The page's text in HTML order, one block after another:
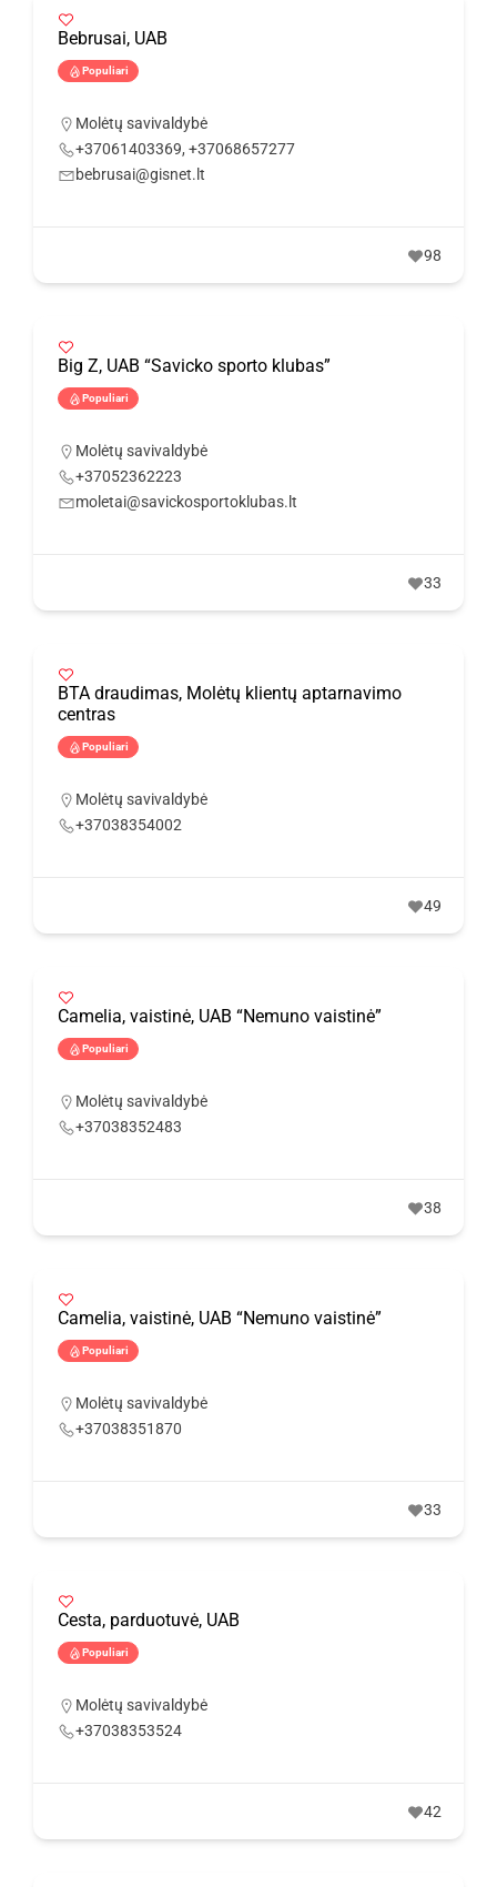
Bebrusai, UAB
Populiari
Molėtų savivaldybė
+37061403369, +37068657277
bebrusai@gisnet.lt
98
Big Z, UAB “Savicko sporto klubas”
Populiari
Molėtų savivaldybė
+37052362223
moletai@savickosportoklubas.lt
33
BTA draudimas, Molėtų klientų aptarnavimo
centras
Populiari
Molėtų savivaldybė
+37038354002
49
Camelia, vaistinė, UAB “Nemuno vaistinė”
Populiari
Molėtų savivaldybė
+37038352483
38
Camelia, vaistinė, UAB “Nemuno vaistinė”
Populiari
Molėtų savivaldybė
+37038351870
33
Cesta, parduotuvė, UAB
Populiari
Molėtų savivaldybė
+37038353524
42